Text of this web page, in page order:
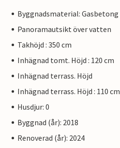
Byggnadsmaterial: Gasbetong
Panoramautsikt över vatten
Takhöjd : 350 cm
Inhägnad tomt. Höjd : 120 cm
Inhägnad terrass. Höjd
Inhägnad terrass. Höjd : 110 cm
Husdjur: 0
Byggnad (år): 2018
Renoverad (år): 2024